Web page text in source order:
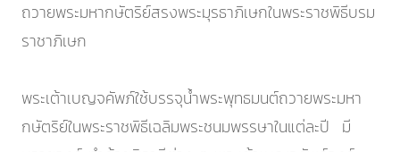
ถวายพระมหากษัตริย์สรงพระมุรธาภิเษกในพระราชพิธีบรม
ราชาภิเษก
พระเต้าเบญจคัพภ์ใช้บรรจุน้ำพระพุทธมนต์ถวายพระมหา
กษัตริย์ในพระราชพิธีเฉลิมพระชนมพรรษาในแต่ละปี มี